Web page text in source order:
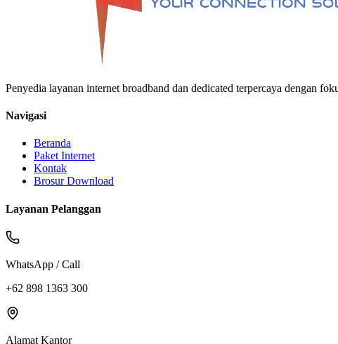
Penyedia layanan internet broadband dan dedicated terpercaya dengan
Navigasi
Beranda
Paket Internet
Kontak
Brosur Download
Layanan Pelanggan
WhatsApp / Call
+62 898 1363 300
Alamat Kantor